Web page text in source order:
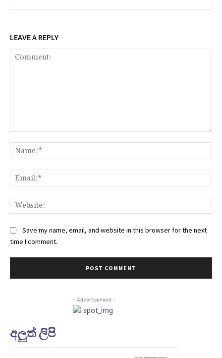
LEAVE A REPLY
Save my name, email, and website in this browser for the next
time I comment.
- Advertisement -
අලුත් ලිපි